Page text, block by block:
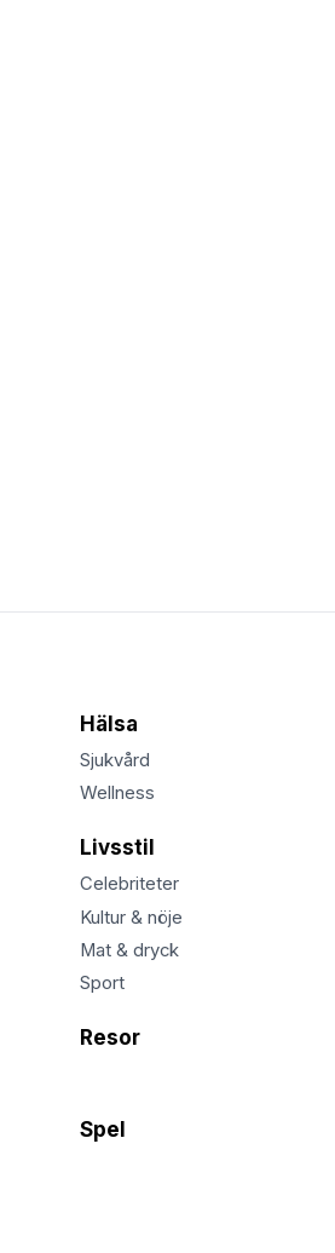
Hälsa
Sjukvård
Wellness
Livsstil
Celebriteter
Kultur & nöje
Mat & dryck
Sport
Resor
Spel